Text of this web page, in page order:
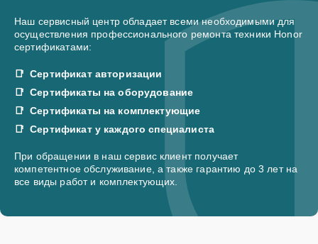
Наш сервисный центр обладает всеми необходимыми для
осуществления профессионального ремонта техники Honor
сертификатами:
Сертификат авторизации
Сертификаты на оборудование
Сертификаты на комплектующие
Сертификат у каждого специалиста
При обращении в наш сервис клиент получает
компетентное обслуживание, а также гарантию до 3 лет на
все виды работ и комплектующих.